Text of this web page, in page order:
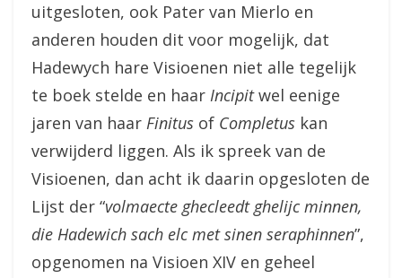
uitgesloten, ook Pater van Mierlo en
anderen houden dit voor mogelijk, dat
Hadewych hare Visioenen niet alle tegelijk
te boek stelde en haar Incipitwel eenige
jaren van haar Finitus of Completus kan
verwijderd liggen. Als ik spreek van de
Visioenen, dan acht ik daarin opgesloten de
Lijst der “volmaecte ghecleedt ghelijc minnen,
die Hadewich sach elc met sinen seraphinnen”,
opgenomen na Visioen XIV en geheel